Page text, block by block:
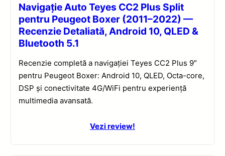
Navigație Auto Teyes CC2 Plus Split
pentru Peugeot Boxer (2011–2022) —
Recenzie Detaliată, Android 10, QLED &
Bluetooth 5.1
Recenzie completă a navigației Teyes CC2 Plus 9″
pentru Peugeot Boxer: Android 10, QLED, Octa-core,
DSP și conectivitate 4G/WiFi pentru experiență
multimedia avansată.
Vezi review!